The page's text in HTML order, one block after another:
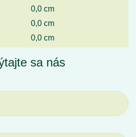
0,0 cm
0,0 cm
0,0 cm
sa nás